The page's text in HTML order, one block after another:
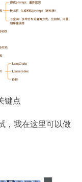
键点
，我在这里可以做